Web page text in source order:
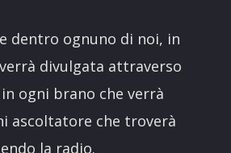
dentro ognuno di noi, in
divulgata attraverso
ogni brano che verrà
ascoltatore che troverà
la radio.